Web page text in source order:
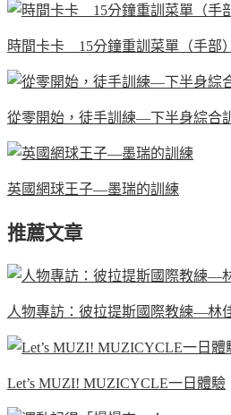
時間卡卡 15分鐘重訓菜單（手部）
從零開始，徒手訓練—下半身綜合
英國網球王子—墨瑞的訓練
推薦文章
人物專訪：彼拉提斯國際教練—林
Let’s MUZI! MUZICYCLE一日體驗